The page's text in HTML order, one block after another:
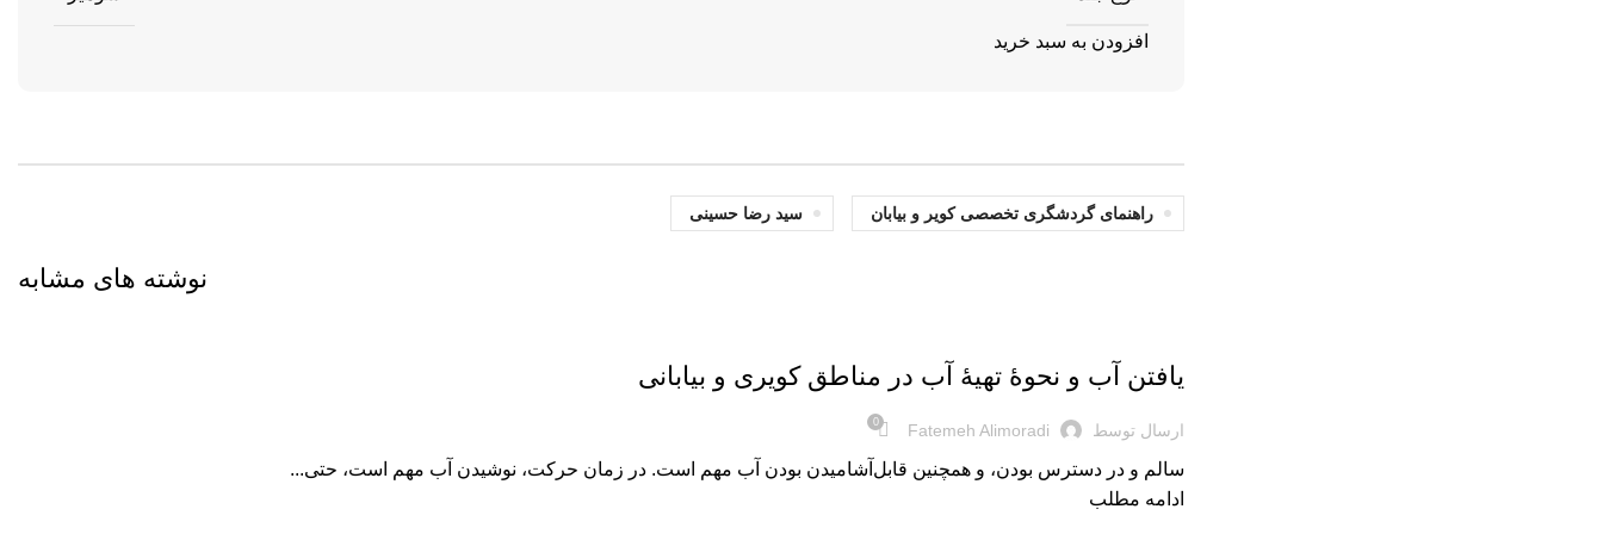
افزودن به سبد خرید
راهنمای گردشگری تخصصی کویر و بیابان سید رضا حسینی
نوشته های مشابه
یافتن آب و نحوۀ تهیۀ آب در مناطق کویری و بیابانی
ارسال توسط Fatemeh Alimoradi
0
سالم و در دسترس بودن، و همچنین قابل‌آشامیدن بودن آب مهم است. در زمان حرکت، نوشیدن آب مهم است، حتی...
ادامه مطلب